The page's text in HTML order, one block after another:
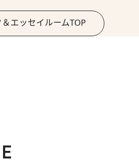
エッセイルームTOP